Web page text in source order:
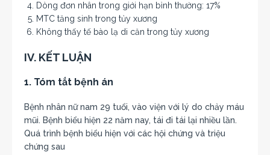
Dòng đơn nhân trong giới hạn bình thường: 17%
MTC tăng sinh trong tủy xương
Không thấy tế bào lạ di căn trong tủy xương
IV. KẾT LUẬN
1. Tóm tắt bệnh án
Bệnh nhân nữ nam 29 tuổi, vào viện với lý do chảy máu
mũi. Bệnh biểu hiện 22 năm nay, tái đi tái lại nhiều lần.
Quá trình bệnh biểu hiện với các hội chứng và triệu
chứng sau